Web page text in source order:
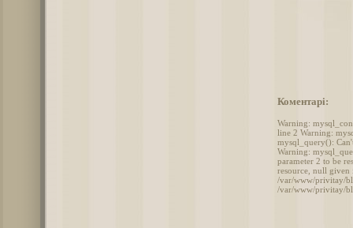
Коментарі:
Warning:
line 2 Warning:
mysql_query():
Warning:
parameter 2 to be
resource, null given
/var/www/privitay/
/var/www/privitay/